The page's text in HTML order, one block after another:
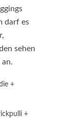
darf es
sehen
an.
+
+